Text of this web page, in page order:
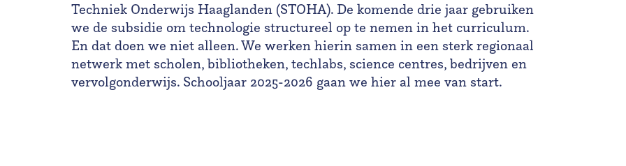
Techniek Onderwijs Haaglanden (STOHA). De komende drie jaar gebruiken
we de subsidie om technologie structureel op te nemen in het curriculum.
En dat doen we niet alleen. We werken hierin samen in een sterk regionaal
netwerk met scholen, bibliotheken, techlabs, science centres, bedrijven en
vervolgonderwijs. Schooljaar 2025-2026 gaan we hier al mee van start.